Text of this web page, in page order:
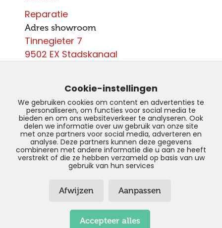
Reparatie
Adres showroom
Tinnegieter 7
9502 EX Stadskanaal
info@autoparcours.nl
Over ons
Vacatures
AutoParcours –
Privacyverklaring–
Realisatie door:
Cookie-instellingen
We gebruiken cookies om content en advertenties te
personaliseren, om functies voor social media te
bieden en om ons websiteverkeer te analyseren. Ook
delen we informatie over uw gebruik van onze site
met onze partners voor social media, adverteren en
analyse. Deze partners kunnen deze gegevens
combineren met andere informatie die u aan ze heeft
verstrekt of die ze hebben verzameld op basis van uw
gebruik van hun services
Afwijzen Aanpassen
Accepteer alles